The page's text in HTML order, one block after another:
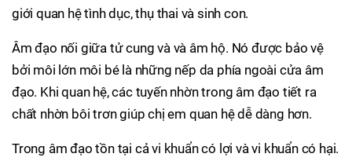
giới quan hệ tình dục, thụ thai và sinh con.
Âm đạo nối giữa tử cung và và âm hộ. Nó được bảo vệ
bởi môi lớn môi bé là những nếp da phía ngoài cửa âm
đạo. Khi quan hệ, các tuyến nhờn trong âm đạo tiết ra
chất nhờn bôi trơn giúp chị em quan hệ dễ dàng hơn.
Trong âm đạo tồn tại cả vi khuẩn có lợi và vi khuẩn có hại.